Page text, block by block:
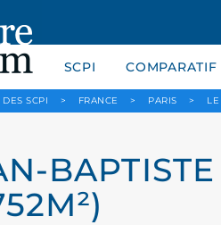
SCPI COMPARATIF
SCPI > FRANCE > PARIS >